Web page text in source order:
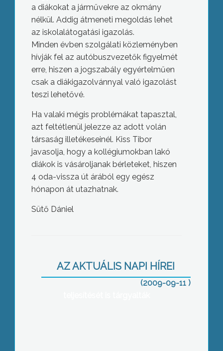
a diákokat a járművekre az okmány
nélkül. Addig átmeneti megoldás lehet
az iskolalátogatási igazolás.
Minden évben szolgálati közleményben
hívják fel az autóbuszvezetők figyelmét
erre, hiszen a jogszabály egyértelműen
csak a diákigazolvánnyal való igazolást
teszi lehetővé.
Ha valaki mégis problémákat tapasztal,
azt feltétlenül jelezze az adott volán
társaság illetékeseinél. Kiss Tibor
javasolja, hogy a kollégiumokban lakó
diákok is vásároljanak bérleteket, hiszen
4 oda-vissza út árából egy egész
hónapon át utazhatnak.
Sütő Dániel
AZ AKTUÁLIS NAPI HÍREI
(2009-09-11 )
közmeghallgatással egybekötött
testületi ülésen Jászárokszálláson,
ahol az önkormányzat I.féléves